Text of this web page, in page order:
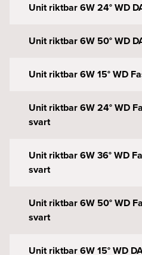
Unit riktbar 6W 24° WD
Unit riktbar 6W 50° WD
Unit riktbar 6W 15° WD
Unit riktbar 6W 24° WD
svart
Unit riktbar 6W 36° WD
svart
Unit riktbar 6W 50° WD
svart
Unit riktbar 6W 15° WD